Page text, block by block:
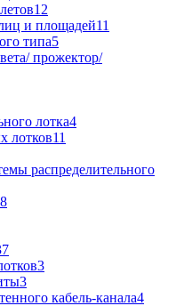
12
и площадей11
типа5
прожектор/
лотка4
лотков11
распределительного
3
3
кабель-канала4